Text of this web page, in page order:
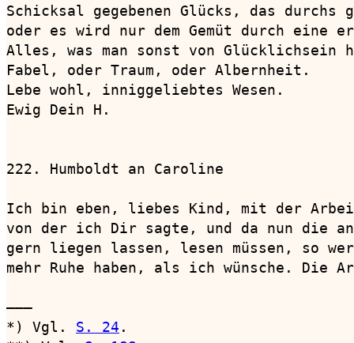
Schicksal gegebenen Glücks, das durchs
oder es wird nur dem Gemüt durch eine
Alles, was man sonst von Glücklichsein
Fabel, oder Traum, oder Albernheit.
Lebe wohl, inniggeliebtes Wesen.
Ewig Dein H.
222. Humboldt an Caroline
Ich bin eben, liebes Kind, mit der
von der ich Dir sagte, und da nun die
gern liegen lassen, lesen müssen, so
mehr Ruhe haben, als ich wünsche. Die
———
*) Vgl. S. 24 .